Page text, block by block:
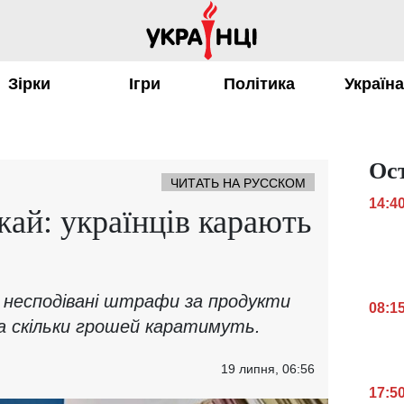
Зірки Ігри Політика Україна
ЧИТАТЬ НА РУССКОМ
українців карають
несподівані штрафи за продукти
скільки грошей каратимуть.
19 липня, 06:56